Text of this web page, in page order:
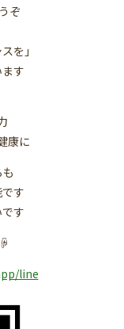
ぞ
を」
す
康に
す
す
line